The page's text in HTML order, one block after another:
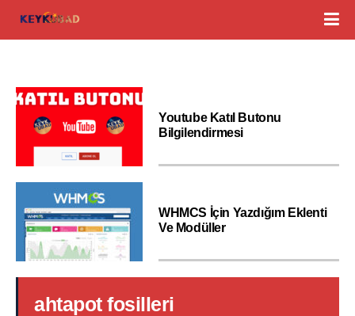
Youtube Katıl Butonu
Bilgilendirmesi
WHMCS İçin Yazdığım Eklenti
Ve Modüller
ahtapot fosilleri